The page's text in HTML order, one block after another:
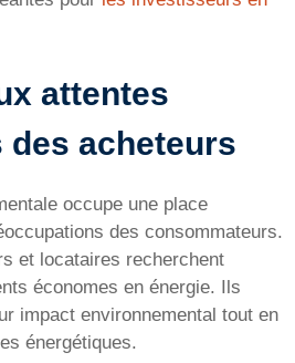
attentes
des acheteurs
occupe une place
des consommateurs.
et locataires recherchent
économes en énergie. Ils
impact environnemental tout en
énergétiques.